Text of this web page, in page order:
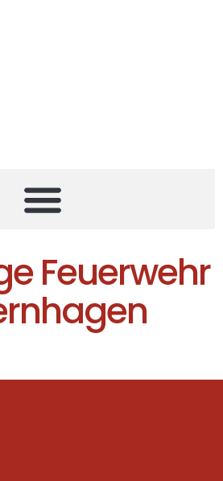
Feuerwehr